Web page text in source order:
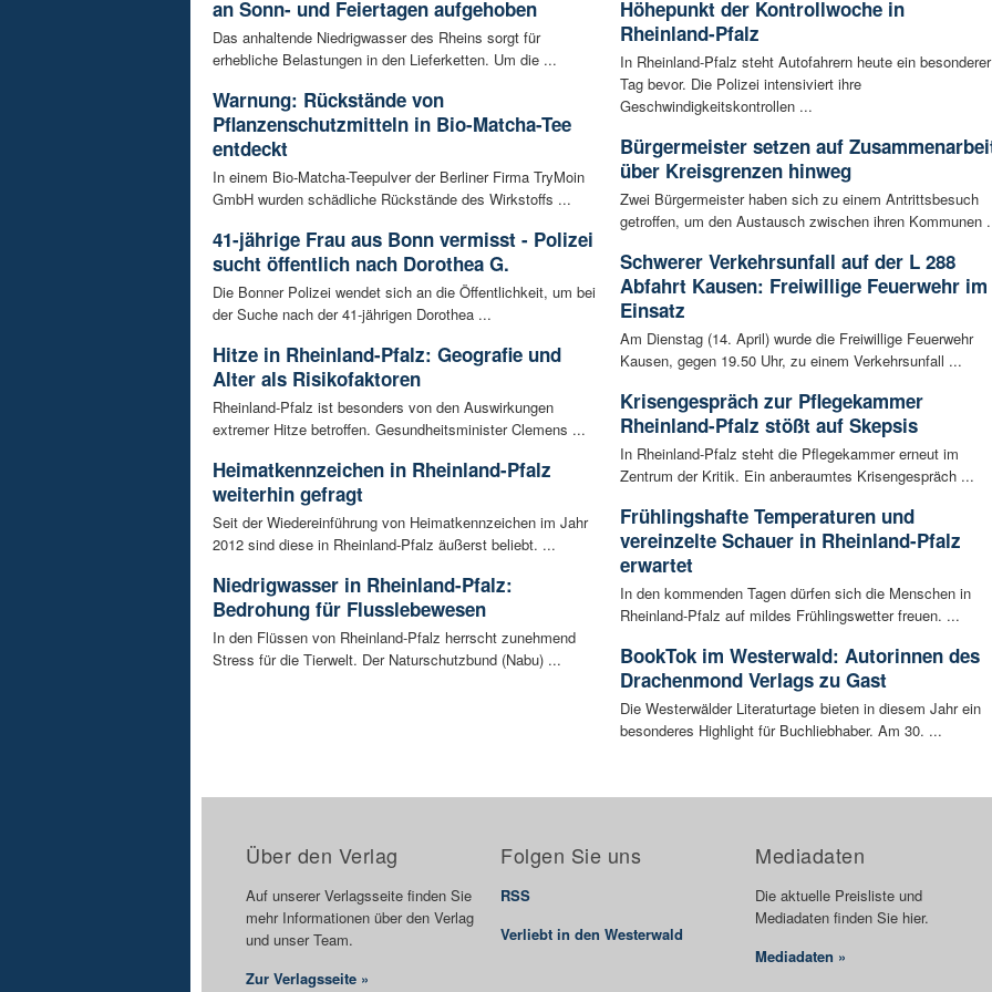
an Sonn- und Feiertagen aufgehoben
Das anhaltende Niedrigwasser des Rheins sorgt für
erhebliche Belastungen in den Lieferketten. Um die ...
Warnung: Rückstände von
Pflanzenschutzmitteln in Bio-Matcha-Tee
entdeckt
In einem Bio-Matcha-Teepulver der Berliner Firma TryMoin
GmbH wurden schädliche Rückstände des Wirkstoffs ...
41-jährige Frau aus Bonn vermisst - Polizei
sucht öffentlich nach Dorothea G.
Die Bonner Polizei wendet sich an die Öffentlichkeit, um bei
der Suche nach der 41-jährigen Dorothea ...
Hitze in Rheinland-Pfalz: Geografie und
Alter als Risikofaktoren
Rheinland-Pfalz ist besonders von den Auswirkungen
extremer Hitze betroffen. Gesundheitsminister Clemens ...
Heimatkennzeichen in Rheinland-Pfalz
weiterhin gefragt
Seit der Wiedereinführung von Heimatkennzeichen im Jahr
2012 sind diese in Rheinland-Pfalz äußerst beliebt. ...
Niedrigwasser in Rheinland-Pfalz:
Bedrohung für Flusslebewesen
In den Flüssen von Rheinland-Pfalz herrscht zunehmend
Stress für die Tierwelt. Der Naturschutzbund (Nabu) ...
Höhepunkt der Kontrollwoche in
Rheinland-Pfalz
In Rheinland-Pfalz steht Autofahrern heute ein besonderer
Tag bevor. Die Polizei intensiviert ihre
Geschwindigkeitskontrollen ...
Bürgermeister setzen auf
über Kreisgrenzen hinweg
Zwei Bürgermeister haben sich zu einem Antrittsbesuch
getroffen, um den Austausch zwischen ihren Kommunen
Schwerer Verkehrsunfall auf der L 288
Abfahrt Kausen: Freiwillige Feuerwehr im
Einsatz
Am Dienstag (14. April) wurde die Freiwillige Feuerwehr
Kausen, gegen 19.50 Uhr, zu einem Verkehrsunfall ...
Krisengespräch zur Pflegekammer
Rheinland-Pfalz stößt auf Skepsis
In Rheinland-Pfalz steht die Pflegekammer erneut im
Zentrum der Kritik. Ein anberaumtes Krisengespräch ...
Frühlingshafte Temperaturen und
vereinzelte Schauer in Rheinland-Pfalz
erwartet
In den kommenden Tagen dürfen sich die Menschen in
Rheinland-Pfalz auf mildes Frühlingswetter freuen. ...
BookTok im Westerwald: Autorinnen des
Drachenmond Verlags zu Gast
Die Westerwälder Literaturtage bieten in diesem Jahr ein
besonderes Highlight für Buchliebhaber. Am 30. ...
Über den Verlag
Auf unserer Verlagsseite finden Sie
mehr Informationen über den Verlag
und unser Team.
Zur Verlagsseite »
Folgen Sie uns
RSS
Verliebt in den Westerwald
Mediadaten
Die aktuelle Preisliste und
Mediadaten finden Sie hier.
Mediadaten »